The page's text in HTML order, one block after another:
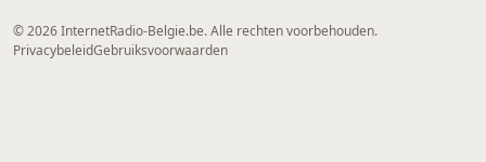
© 2026 InternetRadio-Belgie.be. Alle rechten voorbehouden.
PrivacybeleidGebruiksvoorwaarden